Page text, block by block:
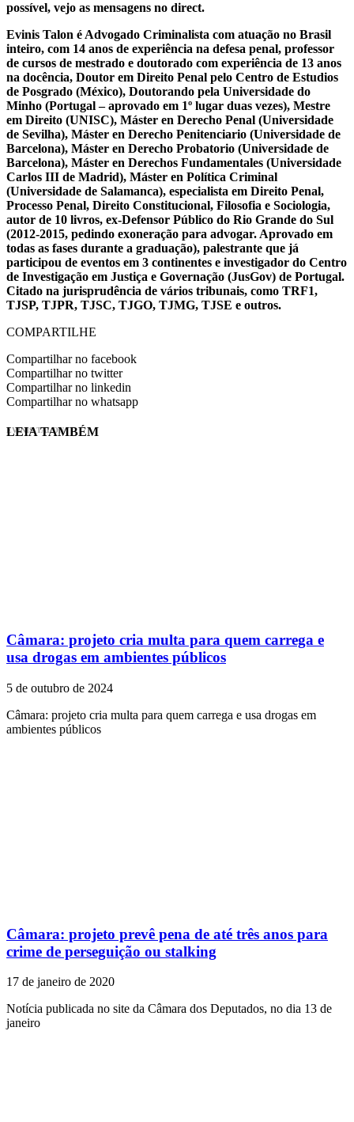
possível, vejo as mensagens no direct.
Evinis Talon é Advogado Criminalista com atuação no Brasil
inteiro, com 14 anos de experiência na defesa penal, professor
de cursos de mestrado e doutorado com experiência de 13 anos
na docência, Doutor em Direito Penal pelo Centro de Estudios
de Posgrado (México), Doutorando pela Universidade do
Minho (Portugal – aprovado em 1º lugar duas vezes), Mestre
em Direito (UNISC), Máster en Derecho Penal (Universidade
de Sevilha), Máster en Derecho Penitenciario (Universidade de
Barcelona), Máster en Derecho Probatorio (Universidade de
Barcelona), Máster en Derechos Fundamentales (Universidade
Carlos III de Madrid), Máster en Política Criminal
(Universidade de Salamanca), especialista em Direito Penal,
Processo Penal, Direito Constitucional, Filosofia e Sociologia,
autor de 10 livros, ex-Defensor Público do Rio Grande do Sul
(2012-2015, pedindo exoneração para advogar. Aprovado em
todas as fases durante a graduação), palestrante que já
participou de eventos em 3 continentes e investigador do Centro
de Investigação em Justiça e Governação (JusGov) de Portugal.
Citado na jurisprudência de vários tribunais, como TRF1,
TJSP, TJPR, TJSC, TJGO, TJMG, TJSE e outros.
COMPARTILHE
Compartilhar no facebook
Compartilhar no twitter
Compartilhar no linkedin
Compartilhar no whatsapp
EVINIS TALON
LEIA TAMBÉM
Câmara: projeto cria multa para quem carrega e
usa drogas em ambientes públicos
5 de outubro de 2024
Câmara: projeto cria multa para quem carrega e usa drogas em
ambientes públicos
Câmara: projeto prevê pena de até três anos para
crime de perseguição ou stalking
17 de janeiro de 2020
Notícia publicada no site da Câmara dos Deputados, no dia 13 de
janeiro